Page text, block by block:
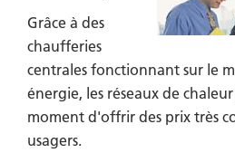
Grâce à des
chaufferies
centrales fonctionnant sur le
énergie, les réseaux de
moment d'offrir des prix très
usagers.